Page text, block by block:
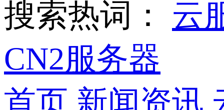
搜索热词： 云
CN2服务器
首页 新闻资讯